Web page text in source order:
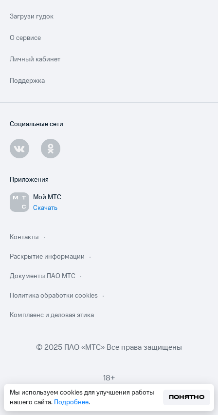
Мы используем cookies для улучшения работы
нашего сайта. Подробнее.
ПОНЯТНО
Загрузи гудок
О сервисе
Личный кабинет
Поддержка
Социальные сети
Приложения
Мой МТС
Скачать
Контакты
Раскрытие информации
Документы ПАО МТС
Политика обработки cookies
Комплаенс и деловая этика
© 2025 ПАО «МТС» Все права защищены
18+